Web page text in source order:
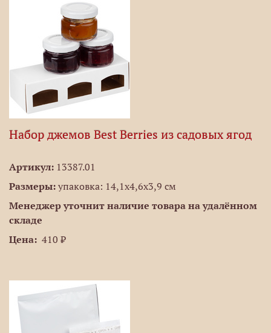
Набор джемов Best Berries из садовых ягод
Артикул: 13387.01
Размеры: упаковка: 14,1х4,6х3,9 см
Менеджер уточнит наличие товара на удалённом
складе
Цена: 410 ₽